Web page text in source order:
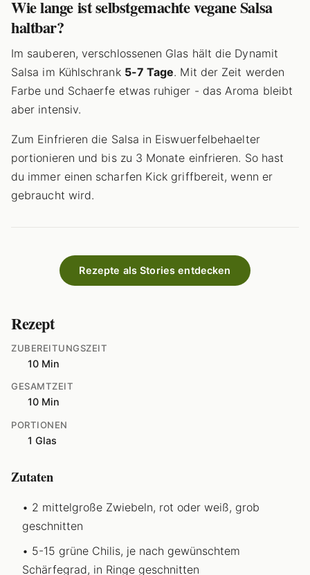
Wie lange ist selbstgemachte vegane Salsa
haltbar?
Im sauberen, verschlossenen Glas hält die Dynamit
Salsa im Kühlschrank 5-7 Tage. Mit der Zeit werden
Farbe und Schaerfe etwas ruhiger - das Aroma bleibt
aber intensiv.
Zum Einfrieren die Salsa in Eiswuerfelbehaelter
portionieren und bis zu 3 Monate einfrieren. So hast
du immer einen scharfen Kick griffbereit, wenn er
gebraucht wird.
Rezepte als Stories entdecken
Rezept
ZUBEREITUNGSZEIT
10 Min
GESAMTZEIT
10 Min
PORTIONEN
1 Glas
Zutaten
2 mittelgroße Zwiebeln, rot oder weiß, grob
geschnitten
5-15 grüne Chilis, je nach gewünschtem
Schärfegrad, in Ringe geschnitten